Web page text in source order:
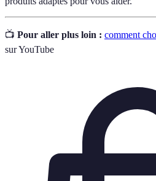
📺 Pour aller plus loin : comment
sur YouTube